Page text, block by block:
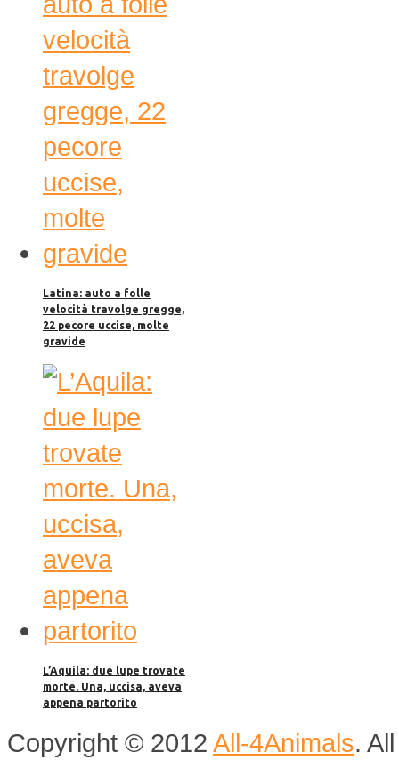
Latina: auto a folle
velocità travolge gregge,
22 pecore uccise, molte
gravide
L’Aquila: due lupe trovate
morte. Una, uccisa, aveva
appena partorito
Copyright © 2012 All-4Animals.